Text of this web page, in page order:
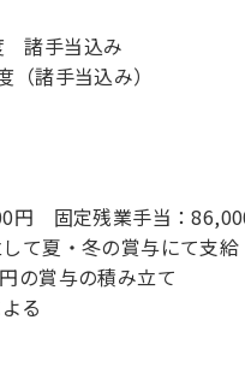
諸手当込み
（諸手当込み）
円 固定残業手当：
て夏・冬の賞与にて支給
の賞与の積み立て
る